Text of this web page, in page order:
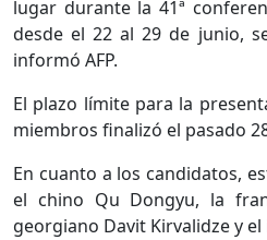
lugar durante la 41ª
desde el 22 al 29 de junio,
informó AFP.
El plazo límite para la
miembros finalizó el pasado
En cuanto a los candidatos,
el chino Qu Dongyu, la
georgiano Davit Kirvalidze y